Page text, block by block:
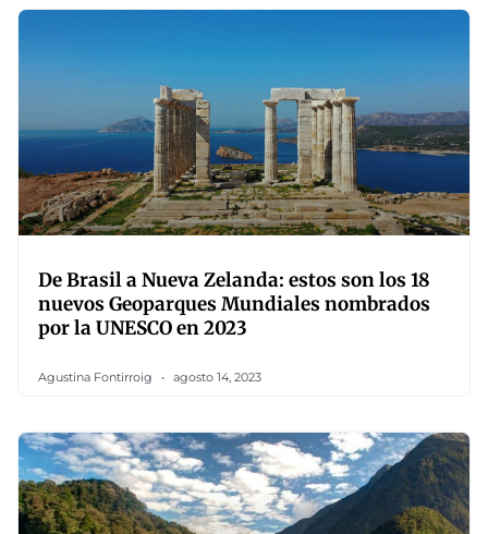
De Brasil a Nueva Zelanda: estos son los 18
nuevos Geoparques Mundiales nombrados
por la UNESCO en 2023
Agustina Fontirroig agosto 14, 2023